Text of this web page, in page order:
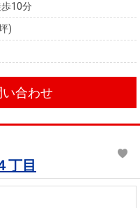
10分
)
合わせ
丁目